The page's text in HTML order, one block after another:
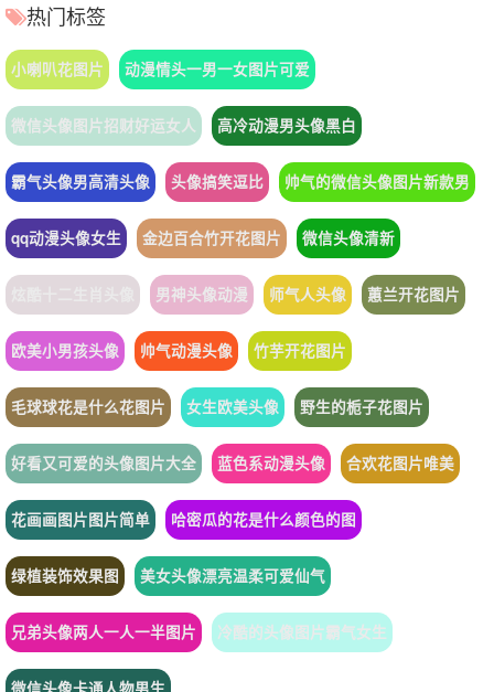
热门标签
小喇叭花图片 动漫情头一男一女图片可爱
微信头像图片招财好运女人 高冷动漫男头像黑白
霸气头像男高清头像 头像搞笑逗比 帅气的微信头像图片新款男
qq动漫头像女生 金边百合竹开花图片 微信头像清新
男神头像动漫 师气人头像 蕙兰开花图片
欧美小男孩头像 帅气动漫头像 竹芋开花图片
毛球球花是什么花图片 女生欧美头像 野生的栀子花图片
好看又可爱的头像图片大全 蓝色系动漫头像 合欢花图片唯美
花画画图片图片简单 哈密瓜的花是什么颜色的图
绿植装饰效果图 美女头像漂亮温柔可爱仙气
兄弟头像两人一人一半图片 冷酷的头像图片霸气女生